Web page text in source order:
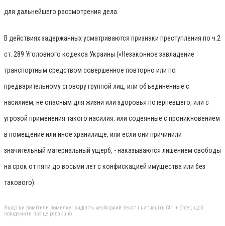
для дальнейшего рассмотрения дела.
В действиях задержанных усматриваются признаки преступления по ч.2
ст. 289 Уголовного кодекса Украины («Незаконное завладение
транспортным средством совершенное повторно или по
предварительному сговору группой лиц, или объединенные с
насилием, не опасным для жизни или здоровья потерпевшего, или с
угрозой применения такого насилия, или содеянные с проникновением
в помещение или иное хранилище, или если они причинили
значительный материальный ущерб, - наказываются лишением свободы
на срок от пяти до восьми лет с конфискацией имущества или без
такового).
Якщо ви помітили помилку, виділіть необхідний текст і натисніть Ctrl + Enter, щоб
повідомити про це редакцію